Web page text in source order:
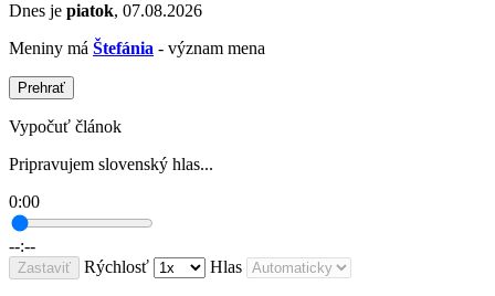
Dnes je piatok, 07.08.2026
Meniny má Štefánia - význam mena
Prehrať
Vypočuť článok
Pripravujem slovenský hlas...
0:00
--:--
Zastaviť Rýchlosť Hlas